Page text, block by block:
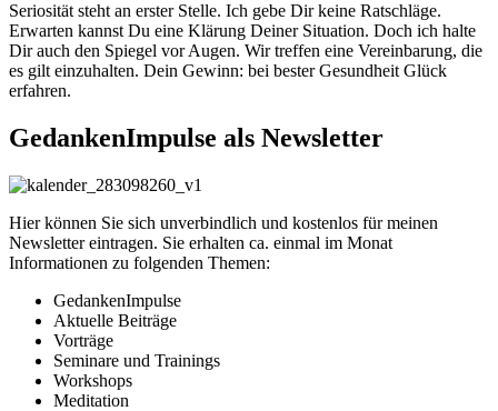
Seriosität steht an erster Stelle. Ich gebe Dir keine Ratschläge.
Erwarten kannst Du eine Klärung Deiner Situation. Doch ich halte
Dir auch den Spiegel vor Augen. Wir treffen eine Vereinbarung, die
es gilt einzuhalten. Dein Gewinn: bei bester Gesundheit Glück
erfahren.
GedankenImpulse als Newsletter
Hier können Sie sich unverbindlich und kostenlos für meinen
Newsletter eintragen. Sie erhalten ca. einmal im Monat
Informationen zu folgenden Themen:
GedankenImpulse
Aktuelle Beiträge
Vorträge
Seminare und Trainings
Workshops
Meditation